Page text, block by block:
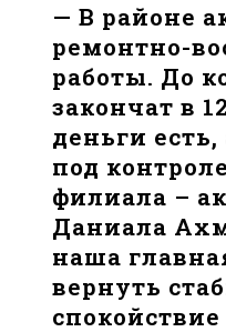
— В районе
ремонтно-
работы. До
закончат в
деньги
под
филиала –
Даниала
наша
вернуть